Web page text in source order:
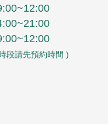
段請先預約時間 )